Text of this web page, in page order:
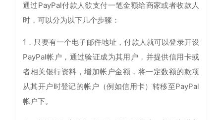
通过PayPal付款人欲支付一笔金额给商家或者收款人
时，可以分为以下几个步骤：
1．只要有一个电子邮件地址，付款人就可以登录开设
PayPal帐户，通过验证成为其用户，并提供信用卡或
者相关银行资料，增加帐户金额，将一定数额的款项
从其开户时登记的帐户（例如信用卡）转移至PayPal
帐户下。